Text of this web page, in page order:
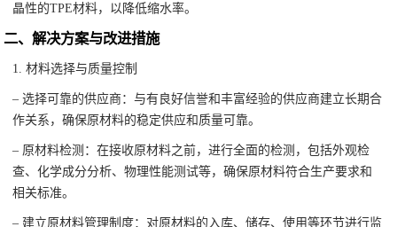
晶性的TPE材料，以降低缩水率。
二、解决方案与改进措施
1. 材料选择与质量控制
– 选择可靠的供应商：与有良好信誉和丰富经验的供应商建立长期合
作关系，确保原材料的稳定供应和质量可靠。
– 原材料检测：在接收原材料之前，进行全面的检测，包括外观检
查、化学成分分析、物理性能测试等，确保原材料符合生产要求和
相关标准。
– 建立原材料管理制度：对原材料的入库、储存、使用等环节进行监